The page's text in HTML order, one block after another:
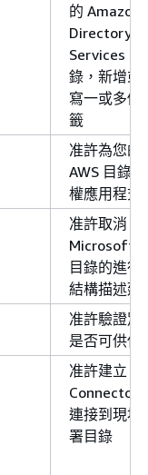
的 Amazon
Directory
Services 目
錄，新增或
寫一或多個
籤
准許為您的
AWS 目錄授
權應用程式
准許取消
Microsoft
目錄的進行
結構描述延
准許驗證別
是否可供使
准許建立
Connector
連接到現場
署目錄